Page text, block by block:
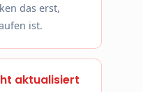
das erst,
ist.
aktualisiert